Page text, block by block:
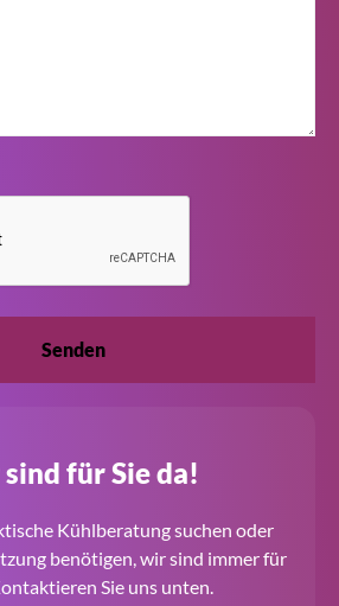
für Sie da!
Kühlberatung suchen oder
benötigen, wir sind immer für
Sie uns unten.